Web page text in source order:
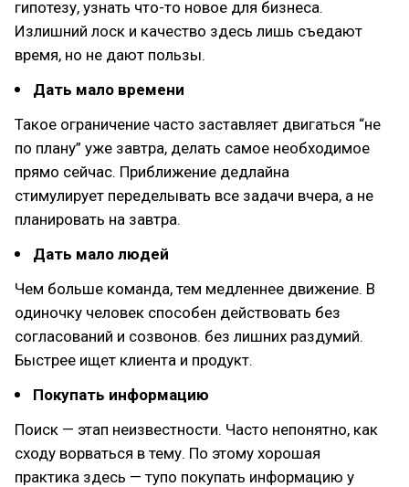
гипотезу, узнать что-то новое для бизнеса.
Излишний лоск и качество здесь лишь съедают
время, но не дают пользы.
Дать мало времени
Такое ограничение часто заставляет двигаться “не
по плану” уже завтра, делать самое необходимое
прямо сейчас. Приближение дедлайна
стимулирует переделывать все задачи вчера, а не
планировать на завтра.
Дать мало людей
Чем больше команда, тем медленнее движение. В
одиночку человек способен действовать без
согласований и созвонов. без лишних раздумий.
Быстрее ищет клиента и продукт.
Покупать информацию
Поиск — этап неизвестности. Часто непонятно, как
сходу ворваться в тему. По этому хорошая
практика здесь — тупо покупать информацию у